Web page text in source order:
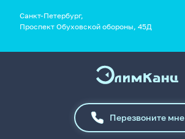
Санкт-Петербург,
Проспект Обуховской обороны, 45Д
Перезвоните мне